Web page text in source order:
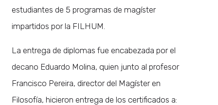
estudiantes de 5 programas de magíster
impartidos por la FILHUM.
La entrega de diplomas fue encabezada por el
decano Eduardo Molina, quien junto al profesor
Francisco Pereira, director del Magíster en
Filosofía, hicieron entrega de los certificados a: